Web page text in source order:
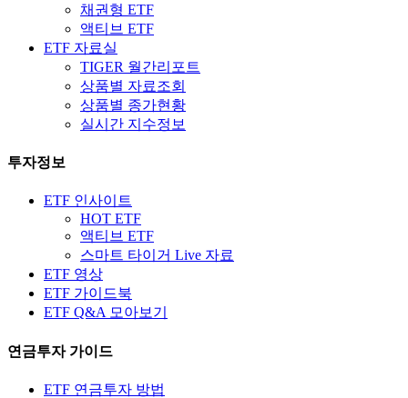
채권형 ETF
액티브 ETF
ETF 자료실
TIGER 월간리포트
상품별 자료조회
상품별 종가현황
실시간 지수정보
투자정보
ETF 인사이트
HOT ETF
액티브 ETF
스마트 타이거 Live 자료
ETF 영상
ETF 가이드북
ETF Q&A 모아보기
연금투자 가이드
ETF 연금투자 방법